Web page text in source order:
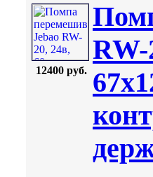
12400 руб.
RW-